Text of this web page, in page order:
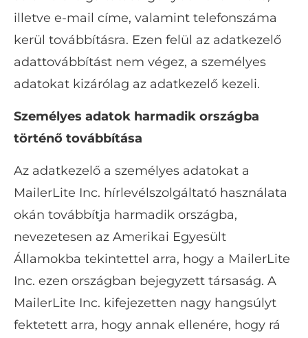
illetve e-mail címe, valamint telefonszáma
kerül továbbításra. Ezen felül az adatkezelő
adattovábbítást nem végez, a személyes
adatokat kizárólag az adatkezelő kezeli.
Személyes adatok harmadik országba
történő továbbítása
Az adatkezelő a személyes adatokat a
MailerLite Inc. hírlevélszolgáltató használata
okán továbbítja harmadik országba,
nevezetesen az Amerikai Egyesült
Államokba tekintettel arra, hogy a MailerLite
Inc. ezen országban bejegyzett társaság. A
MailerLite Inc. kifejezetten nagy hangsúlyt
fektetett arra, hogy annak ellenére, hogy rá